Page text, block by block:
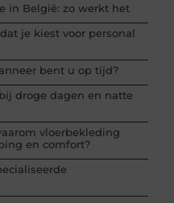
in België: zo werkt het
je kiest voor personal
bent u op tijd?
droge dagen en natte
vloerbekleding
en comfort?